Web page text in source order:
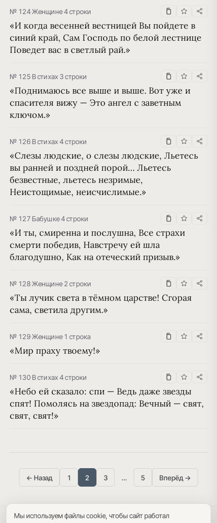
№ 124·Женщине·4 строки
«И когда весенней вестницей Вы пойдете в
синий край, Сам Господь по белой лестнице
Поведет вас в светлый рай.»
№ 125·В стихах·3 строки
«Поднимаюсь все выше и выше. Вот уже и
спасителя вижу — Это ангел с заветным
ключом.»
№ 126·В стихах·4 строки
«Слезы людские, о слезы людские, Льетесь
вы ранней и поздней порой… Льетесь
безвестные, льетесь незримые,
Неистощимые, неисчислимые.»
№ 127·Бабушке·4 строки
«И ты, смиренна и послушна, Все страхи
смерти победив, Навстречу ей шла
благодушно, Как на отеческий призыв.»
№ 128·Женщине·2 строки
«Ты лучик света в тёмном царстве! Сгорая
сама, светила другим.»
№ 129·Женщине·1 строка
«Мир праху твоему!»
№ 130·В стихах·4 строки
«Небо ей сказало: спи — Ведь даже звезды
спят! Помолясь на звездопад: Вечный — свят,
свят, свят!»
← Назад 1 2 3 … 5 Вперёд →
Политика конфиденциальности Пользовательское соглашение
Мы используем файлы cookie, чтобы сайт работал